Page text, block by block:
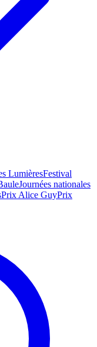
LumièresFestival
Journées nationales
Prix Alice GuyPrix